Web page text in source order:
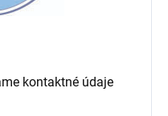
kontaktné údaje